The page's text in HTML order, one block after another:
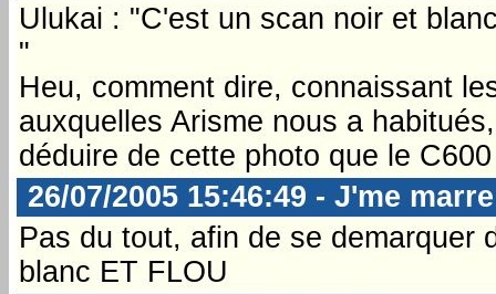
Ulukai : "C'est un scan noir et
"
Heu, comment dire, connaissant
auxquelles Arisme nous a
déduire de cette photo que le
26/07/2005 15:46:49 - J'me marre
Pas du tout, afin de se demarquer
blanc ET FLOU